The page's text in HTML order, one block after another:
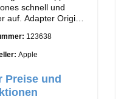
schnell und
Original
123638
Apple
Preise und